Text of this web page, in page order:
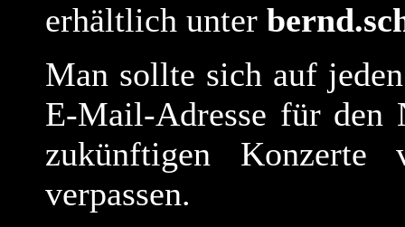
erhältlich unter
Man sollte sich auf
E-Mail-Adresse für den
zukünftigen
verpassen.